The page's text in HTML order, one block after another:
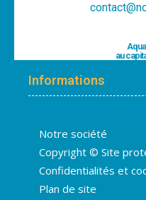
au
Informations
Notre société
Copyright © Site
Confidentialités et
Plan de site